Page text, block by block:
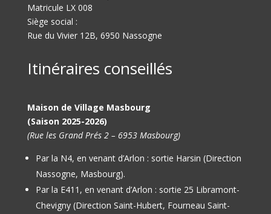
Matricule LX 008
Siège social :
Rue du Vivier 12B, 6950 Nassogne
Itinéraires conseillés
Maison de Village Masbourg
(Saison 2025-2026)
(Rue les Grand Prés 2 – 6953 Masbourg)
Par la N4, en venant d’Arlon : sortie Harsin (Direction
Nassogne, Masbourg).
Par la E411, en venant d’Arlon : sortie 25 Libramont-
Chevigny (Direction Saint-Hubert, Fourneau Saint-